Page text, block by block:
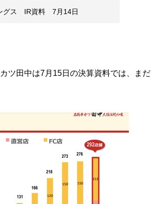
グス IR資料 7月14日
ツ田中は7月15日の決算資料では、ま